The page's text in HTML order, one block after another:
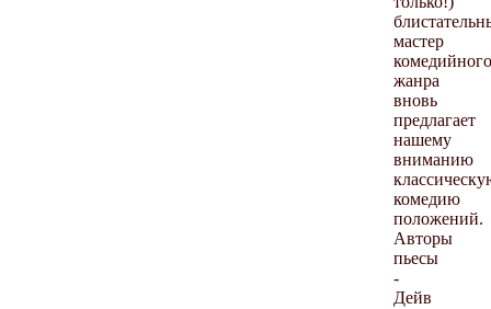
мастер
комедийного
жанра
вновь
предлагает
нашему
вниманию
комедию
положений.
Авторы
пьесы
-
Дейв